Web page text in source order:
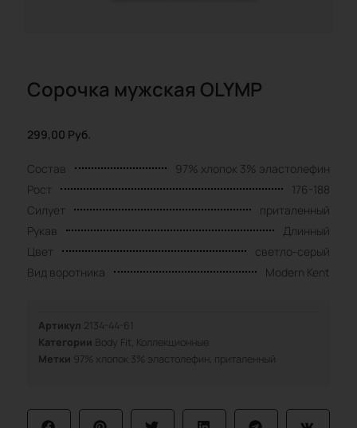
Сорочка мужская OLYMP
299,00 Руб.
Состав
97% хлопок 3% эластолефин
Рост
176-188
Силует
приталенный
Рукав
Длинный
Цвет
светло-серый
Вид воротника
Modern Kent
Артикул 2134-44-61
Категории Body Fit, Коллекционные
Метки 97% хлопок 3% эластолефин, приталенный